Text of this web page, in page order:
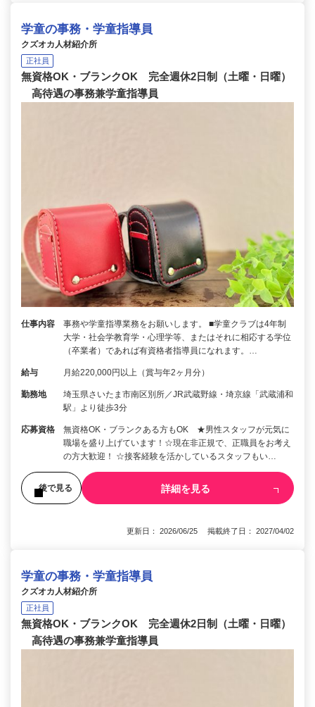
学童の事務・学童指導員
クズオカ人材紹介所
正社員
無資格OK・ブランクOK 完全週休2日制（土曜・日曜）
高待遇の事務兼学童指導員
仕事内容
事務や学童指導業務をお願いします。 ■学童クラブは4年制
大学・社会学教育学・心理学等、またはそれに相応する学位
（卒業者）であれば有資格者指導員になれます。…
給与 月給220,000円以上（賞与年2ヶ月分）
勤務地
埼玉県さいたま市南区別所／JR武蔵野線・埼京線「武蔵浦和
駅」より徒歩3分
応募資格
無資格OK・ブランクある方もOK ★男性スタッフが元気に
職場を盛り上げています！☆現在非正規で、正職員をお考え
の方大歓迎！ ☆接客経験を活かしているスタッフもい…
後で見る 詳細を見る
更新日： 2026/06/25 掲載終了日： 2027/04/02
学童の事務・学童指導員
クズオカ人材紹介所
正社員
無資格OK・ブランクOK 完全週休2日制（土曜・日曜）
高待遇の事務兼学童指導員